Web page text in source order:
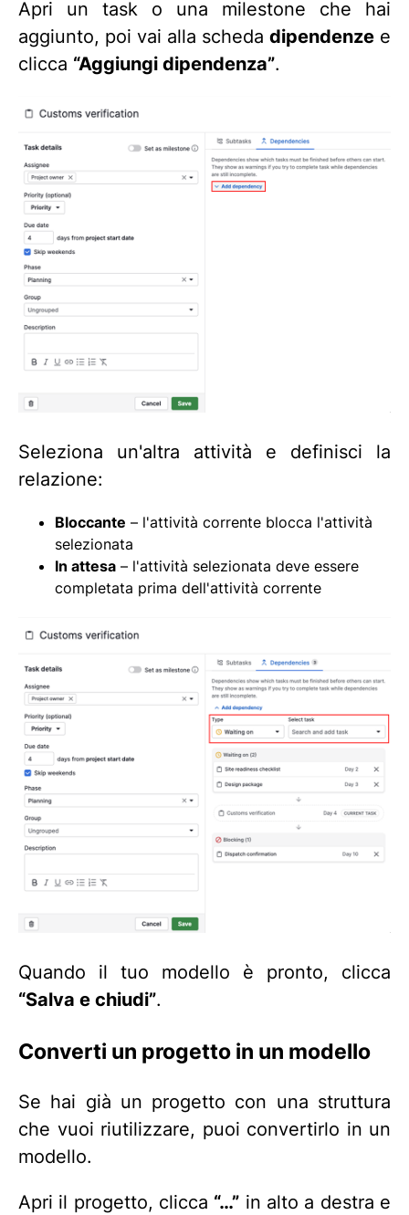
Apri un task o una milestone che hai
aggiunto, poi vai alla scheda dipendenze e
clicca “Aggiungi dipendenza”.
Seleziona un'altra attività e definisci la
relazione:
Bloccante – l'attività corrente blocca l'attività
selezionata
In attesa – l'attività selezionata deve essere
completata prima dell'attività corrente
Quando il tuo modello è pronto, clicca
“Salva e chiudi”.
Converti un progetto in un modello
Se hai già un progetto con una struttura
che vuoi riutilizzare, puoi convertirlo in un
modello.
Apri il progetto, clicca “…” in alto a destra e